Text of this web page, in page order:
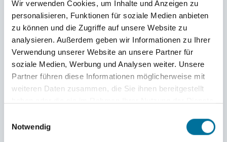
Wir verwenden Cookies, um Inhalte und Anzeigen zu
personalisieren, Funktionen für soziale Medien anbieten
zu können und die Zugriffe auf unsere Website zu
analysieren. Außerdem geben wir Informationen zu Ihrer
Verwendung unserer Website an unsere Partner für
soziale Medien, Werbung und Analysen weiter. Unsere
Partner führen diese Informationen möglicherweise mit
weiteren Daten zusammen, die Sie ihnen bereitgestellt
Notwendig
Im weiteren Verlauf des Besuches gingen wir in die
hauseigene Schmiede und Lennart bekam eine Kette
mit einem selbstgeschmiedeten Anhänger.